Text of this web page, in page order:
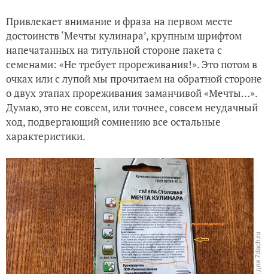
Привлекает внимание и фраза на первом месте
достоинств ‘Мечты кулинара’, крупным шрифтом
напечатанных на титульной стороне пакета с
семенами: «Не требует прореживания!». Это потом в
очках или с лупой мы прочитаем на обратной стороне
о двух этапах прореживания заманчивой «Мечты…».
Думаю, это не совсем, или точнее, совсем неудачный
ход, подвергающий сомнению все остальные
характеристики.